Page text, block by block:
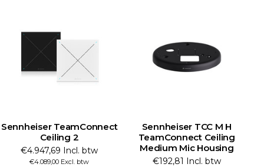
Sennheiser TeamConnect
Ceiling 2
€4.947,69 Incl. btw
€4.089,00 Excl. btw
Sennheiser TCC M H
TeamConnect Ceiling
Medium Mic Housing
€192,81 Incl. btw